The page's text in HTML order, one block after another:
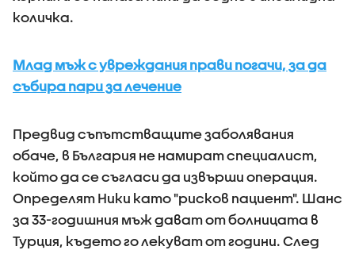
количка.
Млад мъж с увреждания прави погачи, за да
събира пари за лечение
Предвид съпътстващите заболявания
обаче, в България не намират специалист,
който да се съгласи да извърши операция.
Определят Ники като "рисков пациент". Шанс
за 33-годишния мъж дават от болницата в
Турция, където го лекуват от години. След